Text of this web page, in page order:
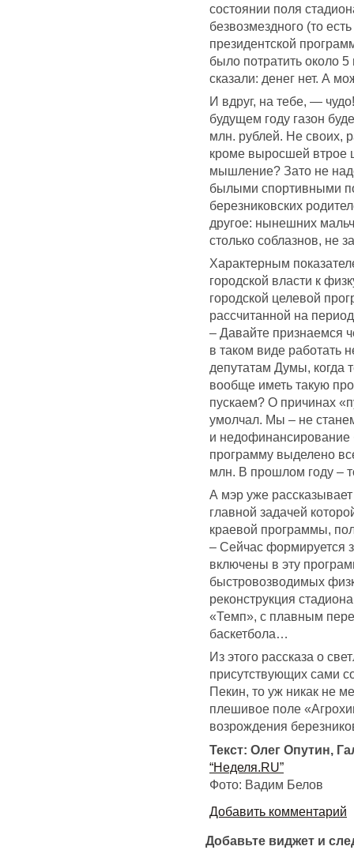
состоянии поля
безвозмездного (то
президентской
было потратить около
сказали: денег нет. А
И вдруг, на тебе, —
будущем году газон
млн. рублей. Не своих,
кроме выросшей втрое
мышление? Зато не
былыми спортивными
березниковских
другое: нынешних
столько соблазнов, не
Характерным
городской власти к
городской целевой
рассчитанной на
– Давайте признаемся
в таком виде работать
депутатам Думы, когда
вообще иметь такую
пускаем? О причинах
умолчал. Мы – не
и недофинансирование
программу выделено
млн. В прошлом году –
А мэр уже рассказывает
главной задачей
краевой программы,
– Сейчас формируется
включены в эту
быстровозводимых
реконструкция
«Темп», с плавным
баскетбола…
Из этого рассказа о
присутствующих сами
Пекин, то уж никак не
плешивое поле
возрождения
Текст: Олег Опутин,
“Неделя.RU”
Фото: Вадим Белов
Добавить комментарий
Добавьте виджет и